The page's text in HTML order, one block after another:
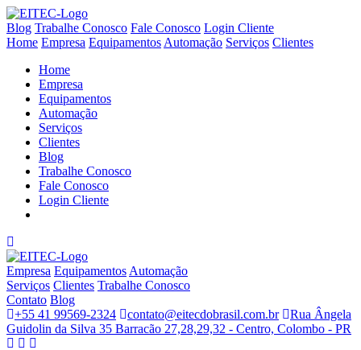
Blog Trabalhe Conosco Fale Conosco Login Cliente
Home Empresa Equipamentos Automação Serviços Clientes
Home
Empresa
Equipamentos
Automação
Serviços
Clientes
Blog
Trabalhe Conosco
Fale Conosco
Login Cliente
Empresa Equipamentos Automação
Serviços Clientes Trabalhe Conosco
Contato Blog
+55 41 99569-2324
contato@eitecdobrasil.com.br
Rua Ângela
Guidolin da Silva 35 Barracão 27,28,29,32 - Centro, Colombo - PR